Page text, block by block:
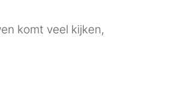
komt veel kijken,